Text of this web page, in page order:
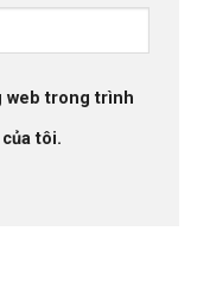
web trong trình
tôi.